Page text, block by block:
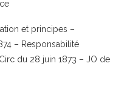
et principes –
– Responsabilité
du 28 juin 1873 – JO de